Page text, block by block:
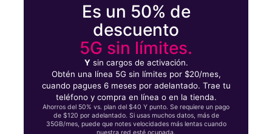
Es un 50% de
descuento
5G sin límites.
Ysin cargos de activación.
Obtén una línea 5G sin límites por $20/mes,
cuando pagues 6 meses por adelantado. Trae tu
teléfono y compra en línea o en la tienda.
Ahorros del 50% vs. plan del $40 Y punto. Se requiere un pago
de $120 por adelantado. Si usas muchos datos, más de
35GB/mes, puede que notes velocidades más lentas cuando
nuestra red esté ocupada.